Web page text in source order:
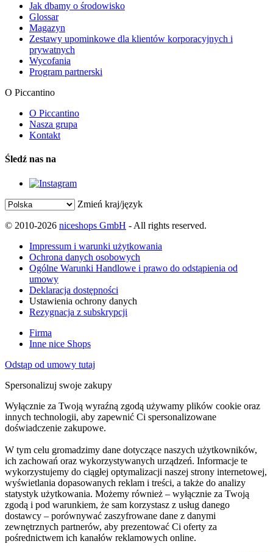
Jak dbamy o środowisko
Glossar
Magazyn
Zestawy upominkowe dla klientów korporacyjnych i
prywatnych
Wycofania
Program partnerski
O Piccantino
O Piccantino
Nasza grupa
Kontakt
Śledź nas na
Zmień kraj/język
© 2010-2026 niceshops GmbH - All rights reserved.
Impressum i warunki użytkowania
Ochrona danych osobowych
Ogólne Warunki Handlowe i prawo do odstąpienia od
umowy
Deklaracja dostępności
Ustawienia ochrony danych
Rezygnacja z subskrypcji
Firma
Inne nice Shops
Odstąp od umowy tutaj
Spersonalizuj swoje zakupy
Wyłącznie za Twoją wyraźną zgodą używamy plików cookie oraz
innych technologii, aby zapewnić Ci spersonalizowane
doświadczenie zakupowe.
W tym celu gromadzimy dane dotyczące naszych użytkowników,
ich zachowań oraz wykorzystywanych urządzeń. Informacje te
wykorzystujemy do ciągłej optymalizacji naszej strony internetowej,
wyświetlania dopasowanych reklam i treści, a także do analizy
statystyk użytkowania. Możemy również – wyłącznie za Twoją
zgodą i pod warunkiem, że sam korzystasz z usług danego
dostawcy – porównywać zaszyfrowane dane z danymi
zewnętrznych partnerów, aby prezentować Ci oferty za
pośrednictwem ich kanałów reklamowych online.